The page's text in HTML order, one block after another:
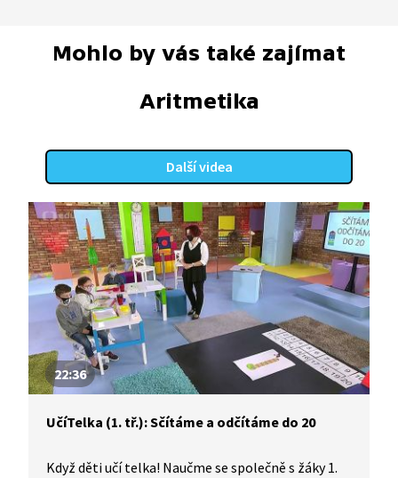
Mohlo by vás také zajímat
Aritmetika
Další videa
22:36
UčíTelka (1. tř.): Sčítáme a odčítáme do 20
Když děti učí telka! Naučme se společně s žáky 1.